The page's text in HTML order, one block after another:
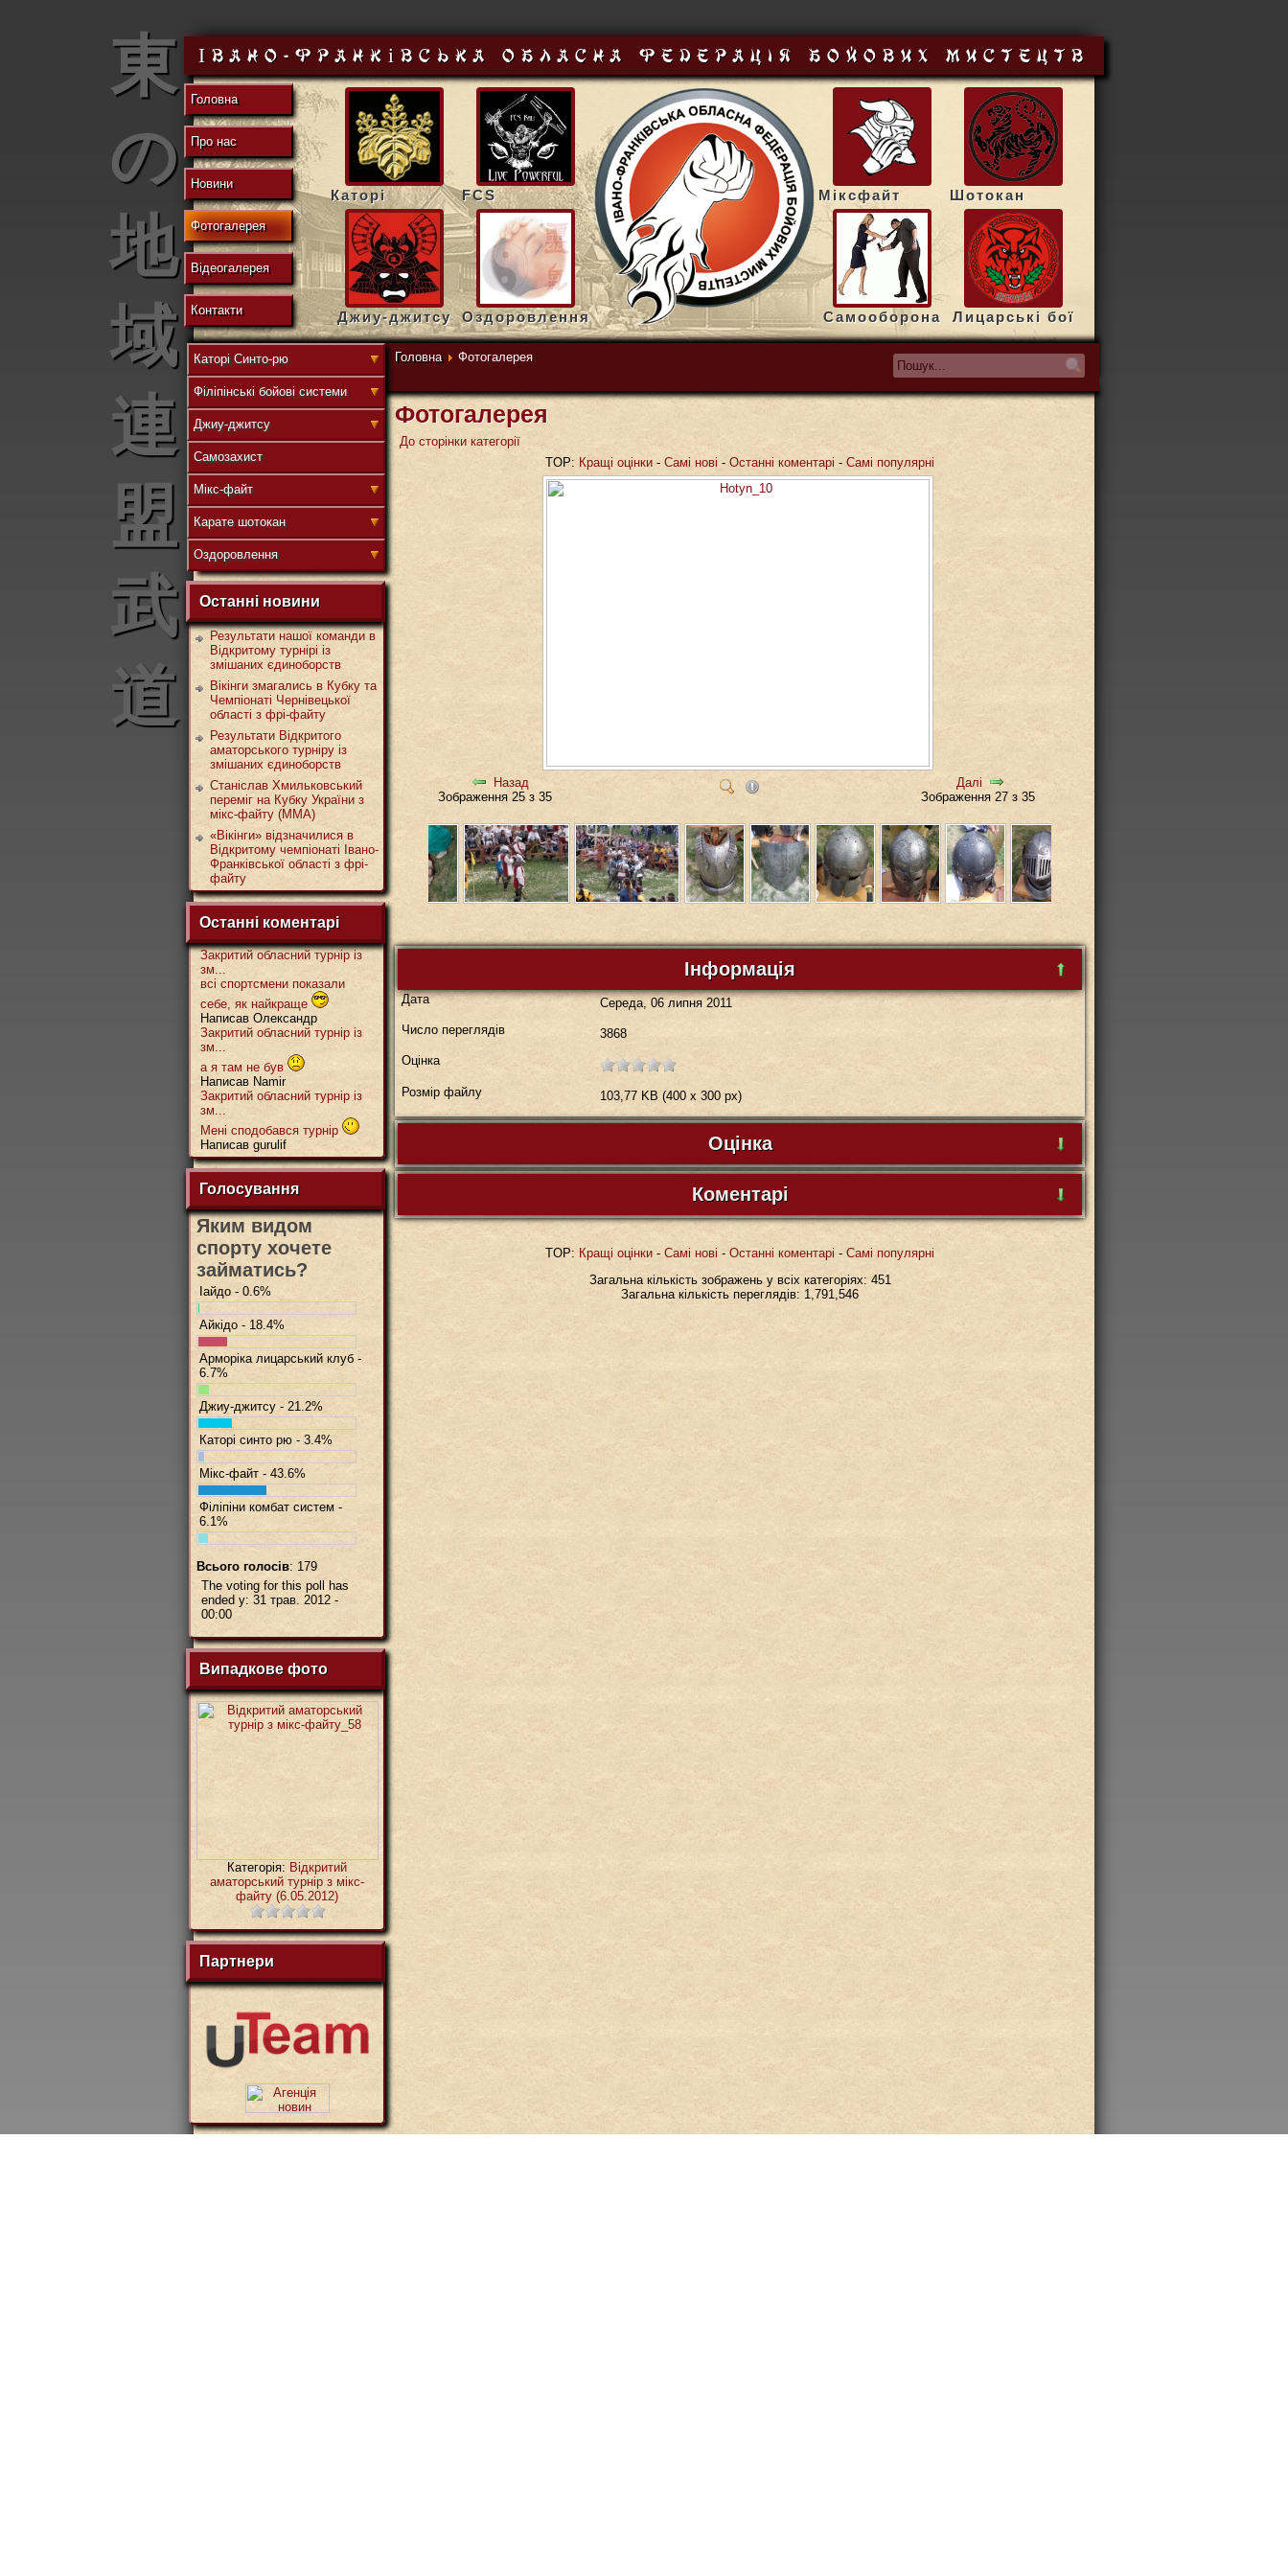
東
の
地
域
連
盟
武
道
Івано-Франківська обласна федерацiя бойових мистецтв
Головна
Про нас
Новини
Фотогалерея
Відеогалерея
Контакти
Каторі FCS Міксфайт Шотокан
Джиу-джитсу Оздоровлення Самооборона Лицарські бої
Головна Фотогалерея
Каторі Синто-рю
Філіпінські бойові системи
Джиу-джитсу
Самозахист
Мікс-файт
Карате шотокан
Оздоровлення
Останні новини
Результати нашої команди в
Відкритому турнірі із
змішаних єдиноборств
Вікінги змагались в Кубку та
Чемпіонаті Чернівецької
області з фрі-файту
Результати Відкритого
аматорського турніру із
змішаних єдиноборств
Станіслав Хмильковський
переміг на Кубку України з
мікс-файту (ММА)
«Вікінги» відзначилися в
Відкритому чемпіонаті Івано-
Франківської області з фрі-
файту
Останні коментарі
Закритий обласний турнір із
зм...
всі спортсмени показали
себе, як найкраще
Написав Олександр
Закритий обласний турнір із
зм...
а я там не був
Написав Namir
Закритий обласний турнір із
зм...
Мені сподобався турнір
Написав gurulif
Голосування
Яким видом
спорту хочете
займатись?
Іайдо - 0.6%
Айкідо - 18.4%
Арморіка лицарський клуб -
6.7%
Джиу-джитсу - 21.2%
Каторі синто рю - 3.4%
Мікс-файт - 43.6%
Філіпіни комбат систем -
6.1%
Всього голосів: 179
The voting for this poll has
ended у: 31 трав. 2012 -
00:00
Випадкове фото
Категорія: Відкритий
аматорський турнір з мікс-
файту (6.05.2012)
Партнери
Фотогалерея
До сторінки категорії
TOP: Кращі оцінки - Самі нові - Останні коментарі - Самі популярні
Назад
Зображення 25 з 35
Далі
Зображення 27 з 35
Інформація
Дата
Середа, 06 липня 2011
Число переглядів
3868
Оцінка
Розмір файлу 103,77 KB (400 x 300 px)
Оцінка
Будь ласка, зареєструйтесь...
Коментарі
TOP: Кращі оцінки - Самі нові - Останні коментарі - Самі популярні
Загальна кількість зображень у всіх категоріях: 451
Загальна кількість переглядів: 1,791,546